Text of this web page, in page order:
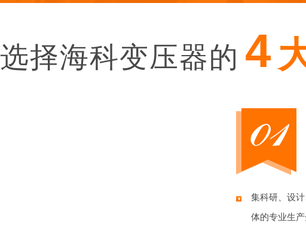
选择海科变压器的 4
集科研、设
体的专业生